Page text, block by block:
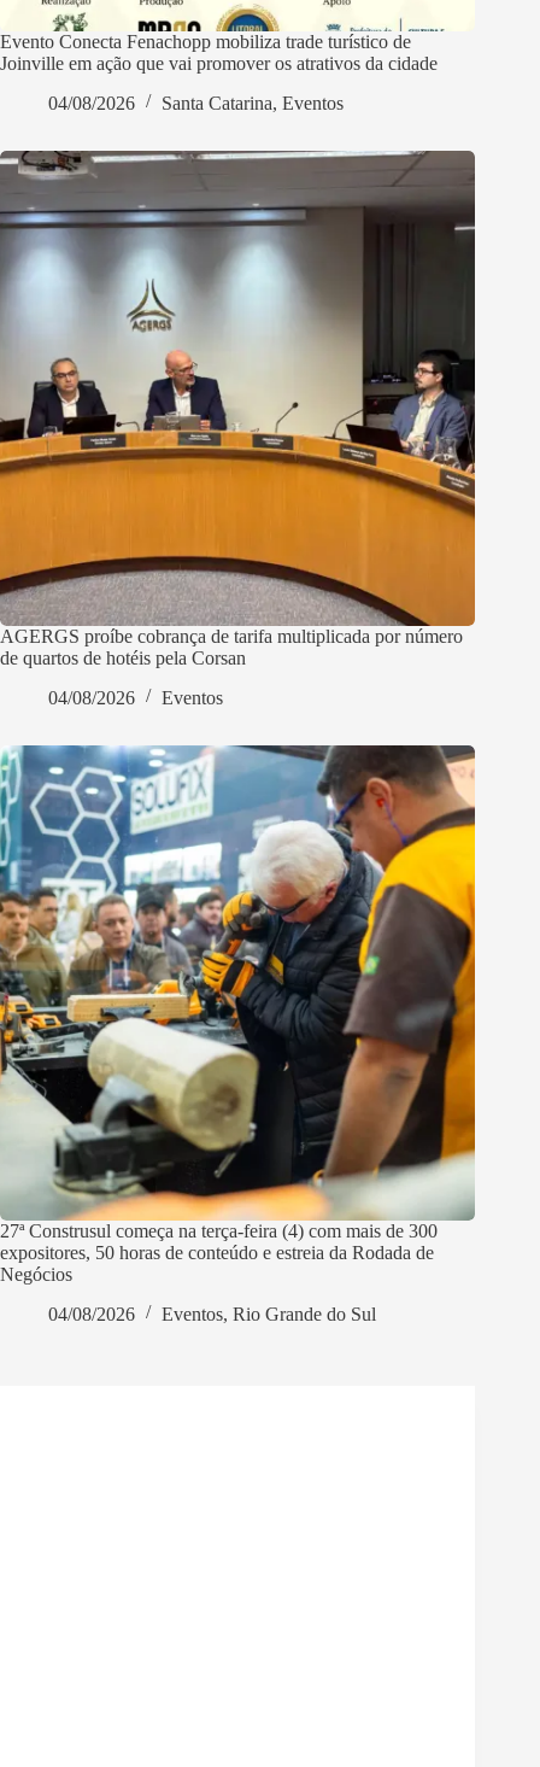
Evento Conecta Fenachopp mobiliza trade turístico de
Joinville em ação que vai promover os atrativos da cidade
04/08/2026
Santa Catarina, Eventos
AGERGS proíbe cobrança de tarifa multiplicada por número
de quartos de hotéis pela Corsan
04/08/2026
Eventos
27ª Construsul começa na terça-feira (4) com mais de 300
expositores, 50 horas de conteúdo e estreia da Rodada de
Negócios
04/08/2026
Eventos, Rio Grande do Sul